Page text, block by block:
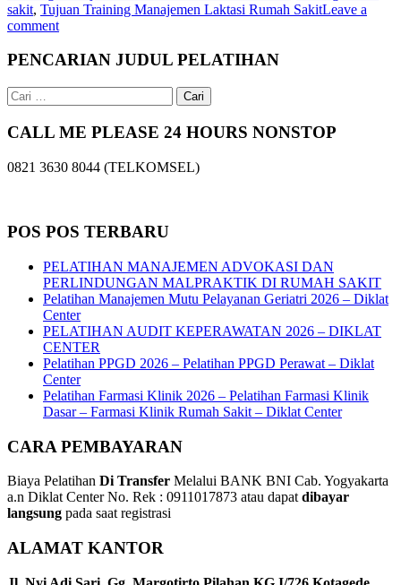
sakit, Tujuan Training Manajemen Laktasi Rumah SakitLeave a
comment
PENCARIAN JUDUL PELATIHAN
Cari
untuk:
CALL ME PLEASE 24 HOURS NONSTOP
0821 3630 8044 (TELKOMSEL)
POS POS TERBARU
PELATIHAN MANAJEMEN ADVOKASI DAN
PERLINDUNGAN MALPRAKTIK DI RUMAH SAKIT
Pelatihan Manajemen Mutu Pelayanan Geriatri 2026 – Diklat
Center
PELATIHAN AUDIT KEPERAWATAN 2026 – DIKLAT
CENTER
Pelatihan PPGD 2026 – Pelatihan PPGD Perawat – Diklat
Center
Pelatihan Farmasi Klinik 2026 – Pelatihan Farmasi Klinik
Dasar – Farmasi Klinik Rumah Sakit – Diklat Center
CARA PEMBAYARAN
Biaya Pelatihan Di Transfer Melalui BANK BNI Cab. Yogyakarta
a.n Diklat Center No. Rek : 0911017873 atau dapatdibayar
langsung pada saat registrasi
ALAMAT KANTOR